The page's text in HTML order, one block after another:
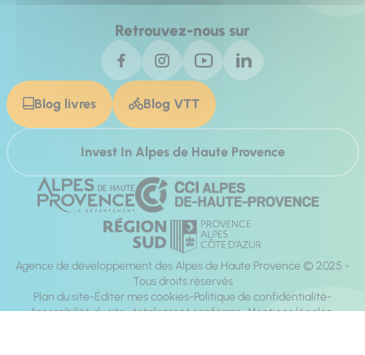
Retrouvez-nous sur
Blog livres Blog VTT
Invest In Alpes de Haute Provence
Agence de développement des Alpes de Haute Provence © 2025 -
Tous droits réservés
Plan du site Éditer mes cookies Politique de confidentialité
Accessibilité du site : totalement conforme Mentions légales